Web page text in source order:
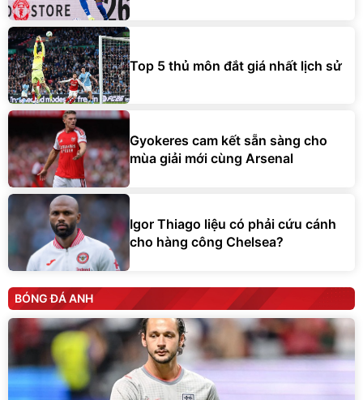
Top 5 thủ môn đắt giá nhất lịch sử
Gyokeres cam kết sẵn sàng cho
mùa giải mới cùng Arsenal
Igor Thiago liệu có phải cứu cánh
cho hàng công Chelsea?
BÓNG ĐÁ ANH